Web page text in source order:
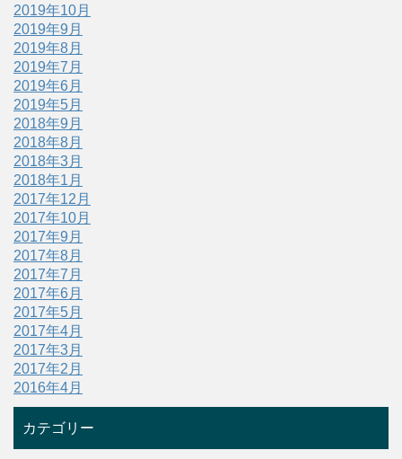
2019年10月
2019年9月
2019年8月
2019年7月
2019年6月
2019年5月
2018年9月
2018年8月
2018年3月
2018年1月
2017年12月
2017年10月
2017年9月
2017年8月
2017年7月
2017年6月
2017年5月
2017年4月
2017年3月
2017年2月
2016年4月
カテゴリー